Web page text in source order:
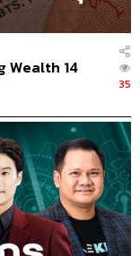
Wealth 14
35